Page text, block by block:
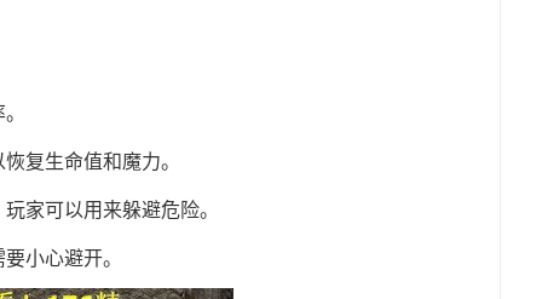
复生命值和魔力。
家可以用来躲避危险。
小心避开。